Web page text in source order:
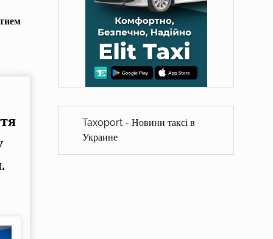
Taxoport - Новини таксі в
Украине